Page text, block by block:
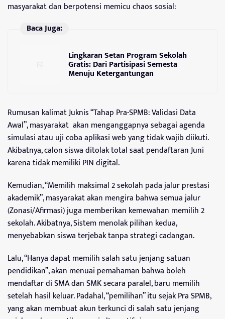
masyarakat dan berpotensi memicu chaos sosial:
Baca Juga:
Lingkaran Setan Program Sekolah
Gratis: Dari Partisipasi Semesta
Menuju Ketergantungan
Rumusan kalimat Juknis “Tahap Pra-SPMB: Validasi Data
Awal”, masyarakat akan menganggapnya sebagai agenda
simulasi atau uji coba aplikasi web yang tidak wajib diikuti.
Akibatnya, calon siswa ditolak total saat pendaftaran Juni
karena tidak memiliki PIN digital.
Kemudian, “Memilih maksimal 2 sekolah pada jalur prestasi
akademik”, masyarakat akan mengira bahwa semua jalur
(Zonasi/Afirmasi) juga memberikan kemewahan memilih 2
sekolah. Akibatnya, Sistem menolak pilihan kedua,
menyebabkan siswa terjebak tanpa strategi cadangan.
Lalu, “Hanya dapat memilih salah satu jenjang satuan
pendidikan”, akan menuai pemahaman bahwa boleh
mendaftar di SMA dan SMK secara paralel, baru memilih
setelah hasil keluar. Padahal, “pemilihan” itu sejak Pra SPMB,
yang akan membuat akun terkunci di salah satu jenjang